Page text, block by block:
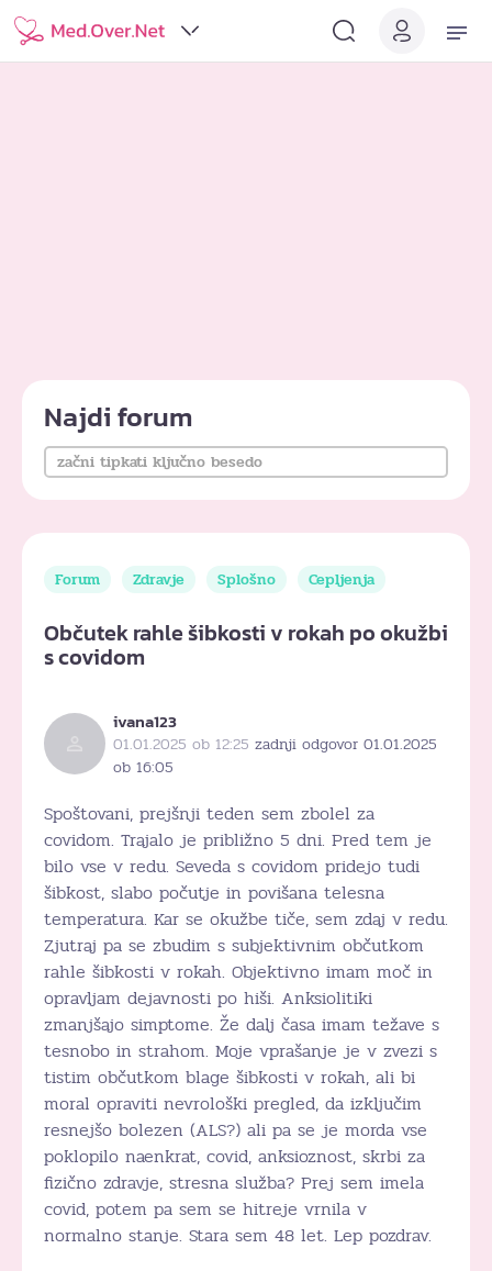
Najdi forum
Forum Zdravje Splošno Cepljenja
Občutek rahle šibkosti v rokah po okužbi
s covidom
ivana123
01.01.2025 ob 12:25 zadnji odgovor 01.01.2025
ob 16:05
Spoštovani, prejšnji teden sem zbolel za
covidom. Trajalo je približno 5 dni. Pred tem je
bilo vse v redu. Seveda s covidom pridejo tudi
šibkost, slabo počutje in povišana telesna
temperatura. Kar se okužbe tiče, sem zdaj v redu.
Zjutraj pa se zbudim s subjektivnim občutkom
rahle šibkosti v rokah. Objektivno imam moč in
opravljam dejavnosti po hiši. Anksiolitiki
zmanjšajo simptome. Že dalj časa imam težave s
tesnobo in strahom. Moje vprašanje je v zvezi s
tistim občutkom blage šibkosti v rokah, ali bi
moral opraviti nevrološki pregled, da izključim
resnejšo bolezen (ALS?) ali pa se je morda vse
poklopilo naenkrat, covid, anksioznost, skrbi za
fizično zdravje, stresna služba? Prej sem imela
covid, potem pa sem se hitreje vrnila v
normalno stanje. Stara sem 48 let. Lep pozdrav.